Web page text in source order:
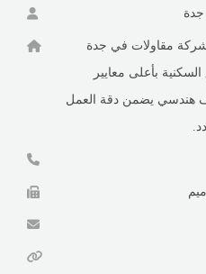
شركة مقاولات في جدة
بأعلى معايير
هندسي يضمن دقة العمل